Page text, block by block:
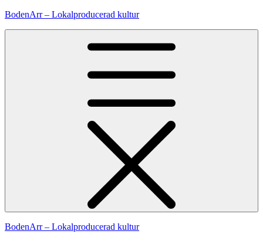
Hoppa
BodenArr – Lokalproducerad kultur
BodenArr – Lokalproducerad kultur